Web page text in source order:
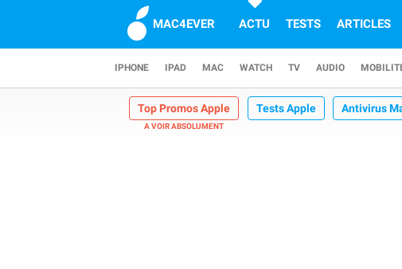
MAC4EVER ACTU TESTS ARTICLES
IPHONE IPAD MAC WATCH TV AUDIO
Top Promos Apple Tests Apple Antivirus